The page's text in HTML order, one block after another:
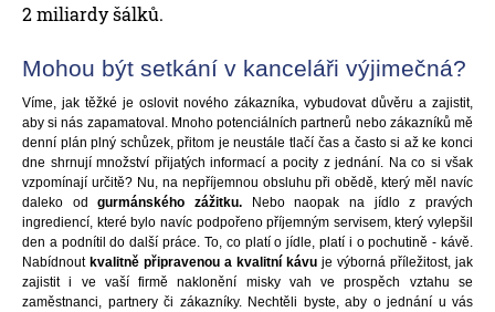
2 miliardy šálků.
Mohou být setkání v kanceláři výjimečná?
Víme, jak těžké je oslovit nového zákazníka, vybudovat důvěru a zajistit,
aby si nás zapamatoval. Mnoho potenciálních partnerů nebo zákazníků mě
denní plán plný schůzek, přitom je neustále tlačí čas a často si až ke konci
dne shrnují množství přijatých informací a pocity z jednání. Na co si však
vzpomínají určitě? Nu, na nepříjemnou obsluhu při obědě, který měl navíc
daleko odgurmánského zážitku. Nebo naopak na jídlo z pravých
ingrediencí, které bylo navíc podpořeno příjemným servisem, který vylepšil
den a podnítil do další práce. To, co platí o jídle, platí i o pochutině - kávě.
Nabídnout kvalitně připravenou a kvalitní kávu je výborná příležitost, jak
zajistit i ve vaší firmě naklonění misky vah ve prospěch vztahu se
zaměstnanci, partnery či zákazníky. Nechtěli byste, aby o jednání u vás